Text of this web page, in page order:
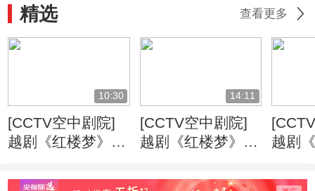
精选 查看更多
10:30
[CCTV空中剧院]
越剧《红楼梦》
14:11
[CCTV空中剧院]
越剧《红楼梦》
越剧